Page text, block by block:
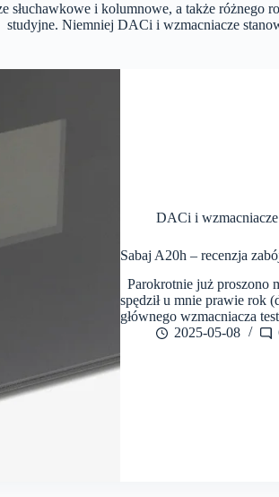
słuchawkowe i kolumnowe, a także
studyjne. Niemniej DACi i wzmacniacze
DACi i wzmacniacze
Sabaj A20h – recenzja
Parokrotnie już proszono
spędził u mnie prawie rok
głównego wzmacniacza
2025-05-08